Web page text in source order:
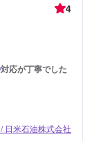
4
対応が丁寧でした
日米石油株式会社